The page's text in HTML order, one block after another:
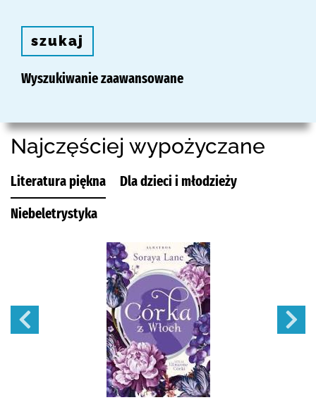
szukaj
Wyszukiwanie zaawansowane
Najczęściej wypożyczane
Literatura piękna
Dla dzieci i młodzieży
Niebeletrystyka